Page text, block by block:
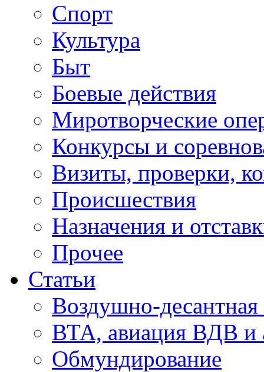
Спорт
Культура
Быт
Боевые действия
Миротворческие
Конкурсы и
Визиты, проверки,
Происшествия
Назначения и
Прочее
Статьи
Воздушно-десантная
ВТА, авиация ВДВ и
Обмундирование